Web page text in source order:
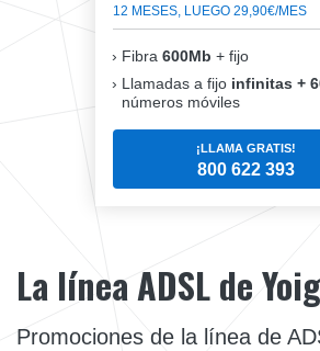
12 MESES, LUEGO 29,90€/MES
Fibra 600Mb + fijo
Llamadas a fijo infinitas +
números móviles
¡LLAMA GRATIS!
800 622 393
La línea ADSL de
Promociones de la línea de